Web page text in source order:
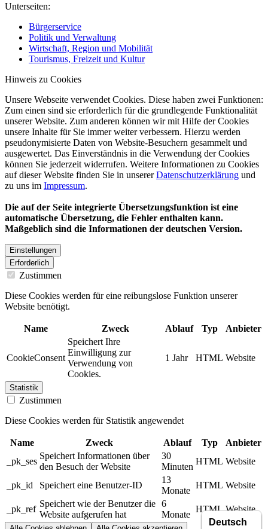
Unterseiten:
Bürgerservice
Politik und Verwaltung
Wirtschaft, Region und Mobilität
Tourismus, Freizeit und Kultur
Hinweis zu Cookies
Unsere Webseite verwendet Cookies. Diese haben zwei Funktionen:
Zum einen sind sie erforderlich für die grundlegende Funktionalität
unserer Website. Zum anderen können wir mit Hilfe der Cookies
unsere Inhalte für Sie immer weiter verbessern. Hierzu werden
pseudonymisierte Daten von Website-Besuchern gesammelt und
ausgewertet. Das Einverständnis in die Verwendung der Cookies
können Sie jederzeit widerrufen. Weitere Informationen zu Cookies
auf dieser Website finden Sie in unsererDatenschutzerklärung und
zu uns im Impressum.
Die auf der Seite integrierte Übersetzungsfunktion ist eine
automatische Übersetzung, die Fehler enthalten kann.
Maßgeblich sind die Informationen der deutschen Version.
Einstellungen
Erforderlich
Zustimmen
Diese Cookies werden für eine reibungslose Funktion unserer
Website benötigt.
Name Zweck Ablauf Typ Anbieter
CookieConsent
Speichert Ihre
Einwilligung zur
Verwendung von
Cookies.
1 Jahr HTML Website
Statistik
Zustimmen
Diese Cookies werden für Statistik angewendet
Name Zweck Ablauf Typ
Anbieter
_pk_ses
Speichert Informationen über
den Besuch der Website
30
Minuten
HTML Website
_pk_id Speichert eine Benutzer-ID
13
Monate
HTML Website
_pk_ref
Speichert wie der Benutzer die
Website aufgerufen hat
6
Monate
HTML Website